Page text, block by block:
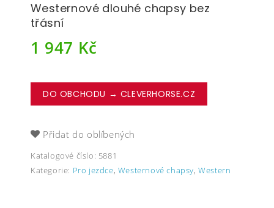
Westernové dlouhé chapsy bez
třásní
1 947 Kč
DO OBCHODU → CLEVERHORSE.CZ
Přidat do oblíbených
Katalogové číslo: 5881
Kategorie: Pro jezdce, Westernové chapsy,Western